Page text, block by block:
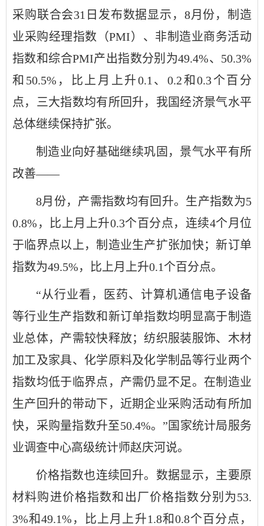
采购联合会31日发布数据显示，8月份，制造
业采购经理指数（PMI）、非制造业商务活动
指数和综合PMI产出指数分别为49.4%、50.3%
和50.5%，比上月上升0.1、0.2和0.3个百分
点，三大指数均有所回升，我国经济景气水平
总体继续保持扩张。
制造业向好基础继续巩固，景气水平有所
改善——
8月份，产需指数均有回升。生产指数为5
0.8%，比上月上升0.3个百分点，连续4个月位
于临界点以上，制造业生产扩张加快；新订单
指数为49.5%，比上月上升0.1个百分点。
“从行业看，医药、计算机通信电子设备
等行业生产指数和新订单指数均明显高于制造
业总体，产需较快释放；纺织服装服饰、木材
加工及家具、化学原料及化学制品等行业两个
指数均低于临界点，产需仍显不足。在制造业
生产回升的带动下，近期企业采购活动有所加
快，采购量指数升至50.4%。”国家统计局服务
业调查中心高级统计师赵庆河说。
价格指数也连续回升。数据显示，主要原
材料购进价格指数和出厂价格指数分别为53.
3%和49.1%，比上月上升1.8和0.8个百分点，